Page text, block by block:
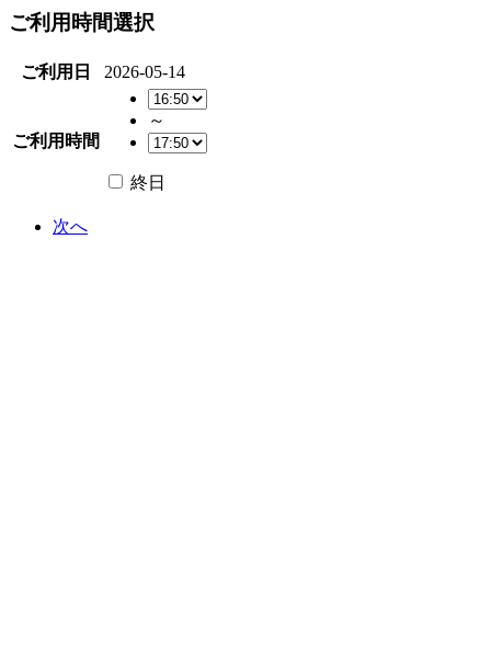
ご利用時間選択
ご利用日 2026-05-14
ご利用時間
～
終日
次へ